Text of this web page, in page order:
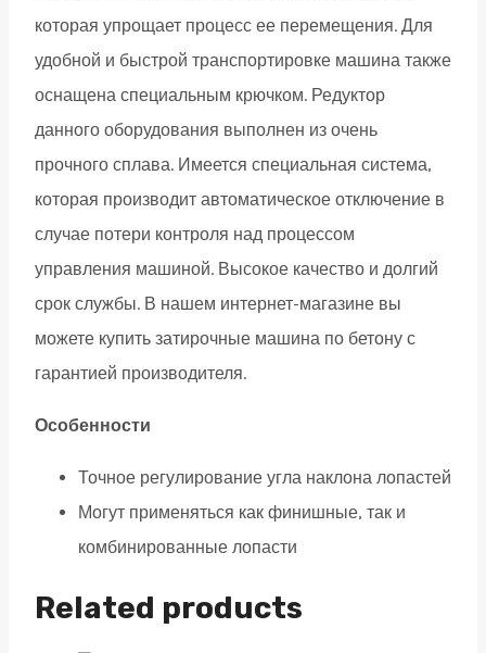
которая упрощает процесс ее перемещения. Для
удобной и быстрой транспортировке машина также
оснащена специальным крючком. Редуктор
данного оборудования выполнен из очень
прочного сплава. Имеется специальная система,
которая производит автоматическое отключение в
случае потери контроля над процессом
управления машиной. Высокое качество и долгий
срок службы. В нашем интернет-магазине вы
можете купить затирочные машина по бетону с
гарантией производителя.
Особенности
Точное регулирование угла наклона лопастей
Могут применяться как финишные, так и
комбинированные лопасти
Related products